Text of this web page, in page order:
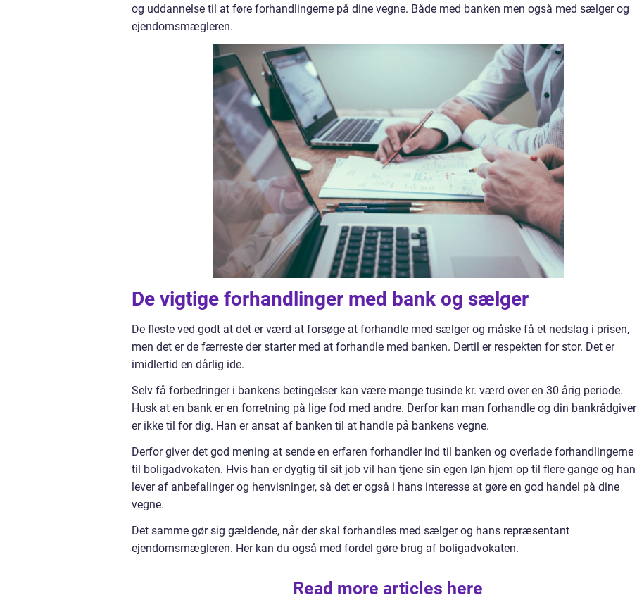
og uddannelse til at føre forhandlingerne på dine vegne. Både med banken men også med sælger og
ejendomsmægleren.
De vigtige forhandlinger med bank og sælger
De fleste ved godt at det er værd at forsøge at forhandle med sælger og måske få et nedslag i prisen,
men det er de færreste der starter med at forhandle med banken. Dertil er respekten for stor. Det er
imidlertid en dårlig ide.
Selv få forbedringer i bankens betingelser kan være mange tusinde kr. værd over en 30 årig periode.
Husk at en bank er en forretning på lige fod med andre. Derfor kan man forhandle og din bankrådgiver
er ikke til for dig. Han er ansat af banken til at handle på bankens vegne.
Derfor giver det god mening at sende en erfaren forhandler ind til banken og overlade forhandlingerne
til boligadvokaten. Hvis han er dygtig til sit job vil han tjene sin egen løn hjem op til flere gange og han
lever af anbefalinger og henvisninger, så det er også i hans interesse at gøre en god handel på dine
vegne.
Det samme gør sig gældende, når der skal forhandles med sælger og hans repræsentant
ejendomsmægleren. Her kan du også med fordel gøre brug af boligadvokaten.
Read more articles here